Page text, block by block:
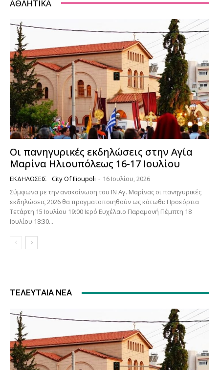
ΑΘΛΗΤΙΚΆ
Οι πανηγυρικές εκδηλώσεις στην Αγία
Μαρίνα Ηλιουπόλεως 16-17 Ιουλίου
ΕΚΔΗΛΏΣΕΙΣ City Of Ilioupoli - 16 Ιουλίου, 2026
Σύμφωνα με την ανακοίνωση του ΙΝ Αγ. Μαρίνας οι πανηγυρικές
εκδηλώσεις 2026 θα πραγματοποιηθούν ως κάτωθι: Προεόρτια
Τετάρτη 15 Ιουλίου 19:00 Ιερό Ευχέλαιο Παραμονή Πέμπτη 18
Ιουλίου 18:30...
ΤΕΛΕΥΤΑΊΑ ΝΈΑ